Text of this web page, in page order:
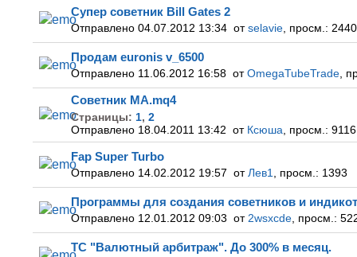
Супер советник Bill Gates 2
Отправлено 04.07.2012 13:34 от selavie, просм.: 2440
Продам euronis v_6500
Отправлено 11.06.2012 16:58 от OmegaTubeTrade,
Советник MA.mq4
Страницы: 1, 2
Отправлено 18.04.2011 13:42 от Ксюша, просм.: 9116
Fap Super Turbo
Отправлено 14.02.2012 19:57 от Лев1, просм.: 1393
Программы для создания советников и
Отправлено 12.01.2012 09:03 от 2wsxcde, просм.:
ТС "Валютный арбитраж". До 300% в месяц.